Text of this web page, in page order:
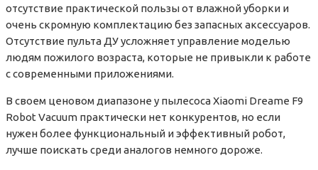
отсутствие практической пользы от влажной уборки и
очень скромную комплектацию без запасных аксессуаров.
Отсутствие пульта ДУ усложняет управление моделью
людям пожилого возраста, которые не привыкли к работе
с современными приложениями.
В своем ценовом диапазоне у пылесоса Xiaomi Dreame F9
Robot Vacuum практически нет конкурентов, но если
нужен более функциональный и эффективный робот,
лучше поискать среди аналогов немного дороже.